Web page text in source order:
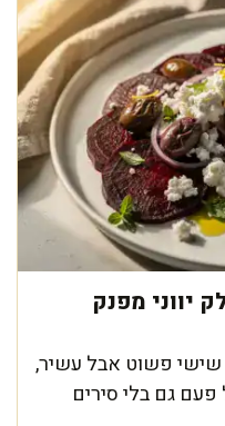
יווני מפנק
שישי פשוט אבל עשיר,
גם בלי סירים